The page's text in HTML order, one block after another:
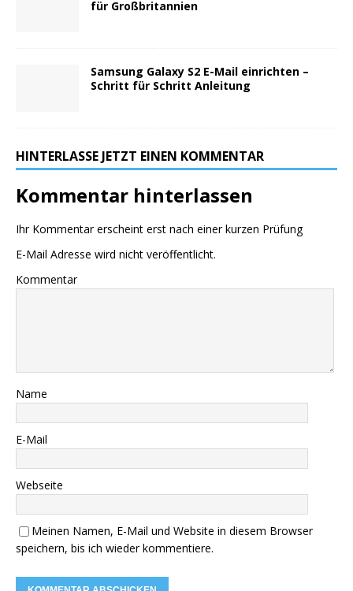
für Großbritannien
Samsung Galaxy S2 E-Mail einrichten –
Schritt für Schritt Anleitung
HINTERLASSE JETZT EINEN KOMMENTAR
Kommentar hinterlassen
Ihr Kommentar erscheint erst nach einer kurzen Prüfung
E-Mail Adresse wird nicht veröffentlicht.
Kommentar
Name
E-Mail
Webseite
Meinen Namen, E-Mail und Website in diesem Browser
speichern, bis ich wieder kommentiere.